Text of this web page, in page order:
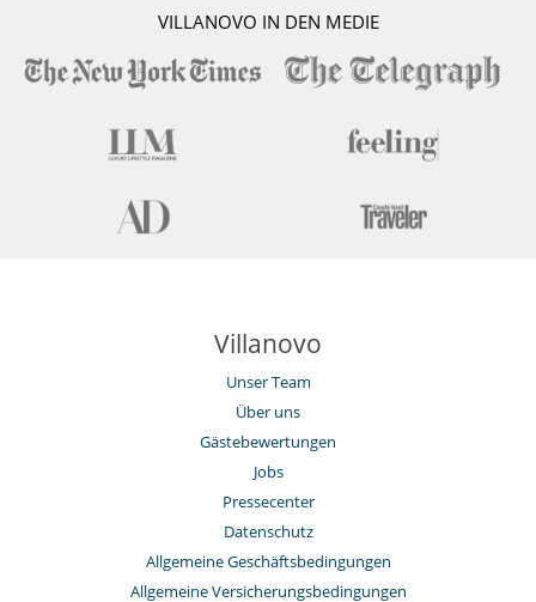
VILLANOVO IN DEN MEDIE
Villanovo
Unser Team
Über uns
Gästebewertungen
Jobs
Pressecenter
Datenschutz
Allgemeine Geschäftsbedingungen
Allgemeine Versicherungsbedingungen